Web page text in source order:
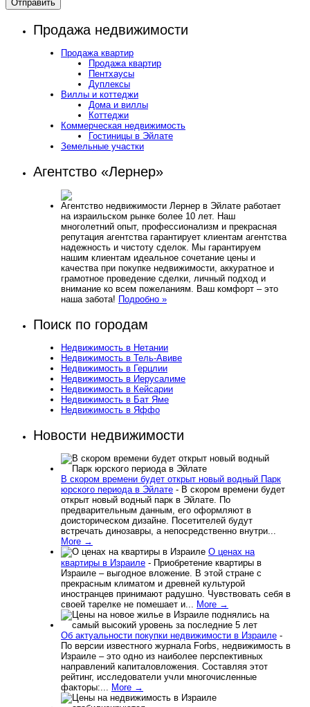
Продажа недвижимости
Продажа квартир
Продажа квартир
Пентхаусы
Дуплексы
Виллы и коттеджи
Дома и виллы
Коттеджи
Коммерческая недвижимость
Гостиницы в Эйлате
Земельные участки
Агентство «Лернер»
Агентство недвижимости Лернер в Эйлате работает
на израильском рынке более 10 лет. Наш
многолетний опыт, профессионализм и прекрасная
репутация агентства гарантирует клиентам агентства
надежность и чистоту сделок. Мы гарантируем
нашим клиентам идеальное сочетание цены и
качества при покупке недвижимости, аккуратное и
грамотное проведение сделки, личный подход и
внимание ко всем пожеланиям. Ваш комфорт – это
наша забота! Подробно »
Поиск по городам
Недвижимость в Нетании
Недвижимость в Тель-Авиве
Недвижимость в Герцлии
Недвижимость в Иерусалиме
Недвижимость в Кейсарии
Недвижимость в Бат Яме
Недвижимость в Яффо
Новости недвижимости
В скором времени будет открыт новый водный Парк
юрского периода в Эйлате - В скором времени будет
открыт новый водный парк в Эйлате. По
предварительным данным, его оформляют в
доисторическом дизайне. Посетителей будут
встречать динозавры, а непосредственно внутри...
More →
О ценах на
квартиры в Израиле - Приобретение квартиры в
Израиле – выгодное вложение. В этой стране с
прекрасным климатом и древней культурой
иностранцев принимают радушно. Чувствовать себя в
своей тарелке не помешает и... More →
Об актуальности покупки недвижимости в Израиле -
По версии известного журнала Forbs, недвижимость в
Израиле – это одно из наиболее перспективных
направлений капиталовложения. Составляя этот
рейтинг, исследователи учли многочисленные
факторы:... More →